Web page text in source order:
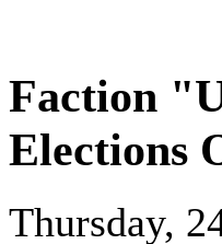
Faction
Elections
Thursday,